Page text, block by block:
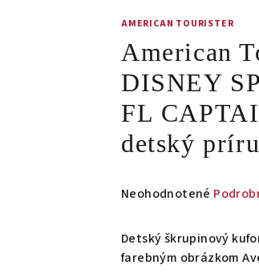
AMERICAN TOURISTER
American
DISNEY
FL
detský
Priemerné
produktu
je
Neohodnotené
Detský škrupinový
farebným obrázkom